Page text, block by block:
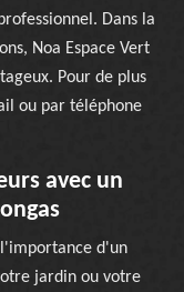
Dans la
Noa Espace Vert
Pour de plus
ou par téléphone
avec un
l'importance d'un
jardin ou votre